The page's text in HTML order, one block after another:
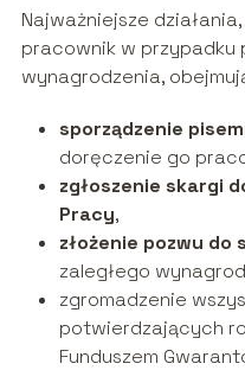
Najważniejsze
pracownik w przypadku
wynagrodzenia,
sporządzenie
doręczenie go
zgłoszenie skargi
Pracy,
złożenie pozwu do
zaległego
zgromadzenie
potwierdzających
Funduszem